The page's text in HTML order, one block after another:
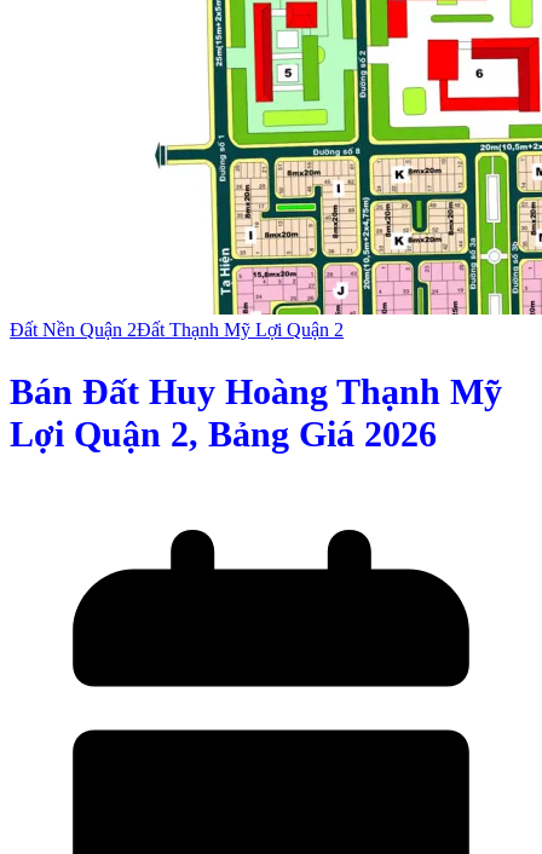
Đất Nền Quận 2Đất Thạnh Mỹ Lợi Quận 2
Bán Đất Huy Hoàng Thạnh Mỹ
Lợi Quận 2, Bảng Giá 2026